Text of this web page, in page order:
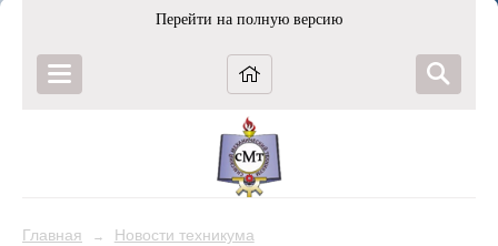
Перейти на полную версию
Главная → Новости техникума